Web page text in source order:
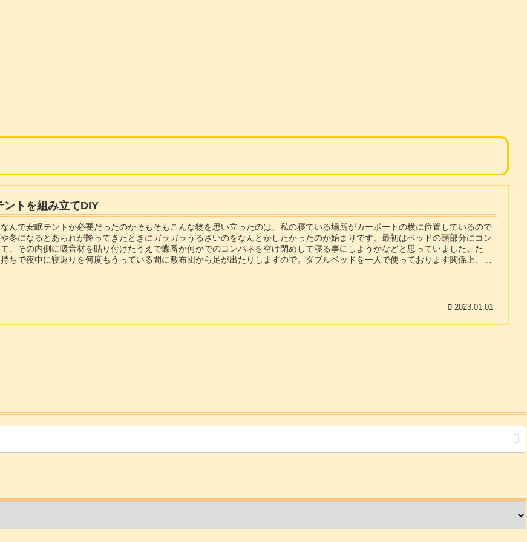
ントを組み立てDIY
んで安眠テントが必要だったのかそもそもこんな物を思い立ったのは、私の寝ている場所がカーポートの横に位置しているので
冬になるとあられが降ってきたときにガラガラうるさいのをなんとかしたかったのが始まりです。最初はベッドの頭部分にコン
、その内側に吸音材を貼り付けたうえで蝶番か何かでのコンパネを空け閉めして寝る事にしようかなどと思っていました。た
ちで夜中に寝返りを何度もうっている間に敷布団から足が出たりしますので。ダブルベッドを一人で使っております関係上、構
2023.01.01